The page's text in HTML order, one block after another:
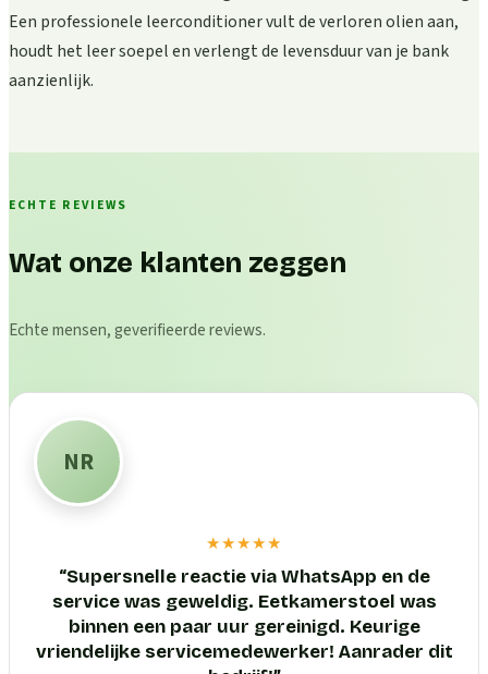
Een professionele leerconditioner vult de verloren olien aan,
houdt het leer soepel en verlengt de levensduur van je bank
aanzienlijk.
ECHTE REVIEWS
Wat onze klanten zeggen
Echte mensen, geverifieerde reviews.
NR
★★★★★
“Supersnelle reactie via WhatsApp en de
service was geweldig. Eetkamerstoel was
binnen een paar uur gereinigd. Keurige
vriendelijke servicemedewerker! Aanrader dit